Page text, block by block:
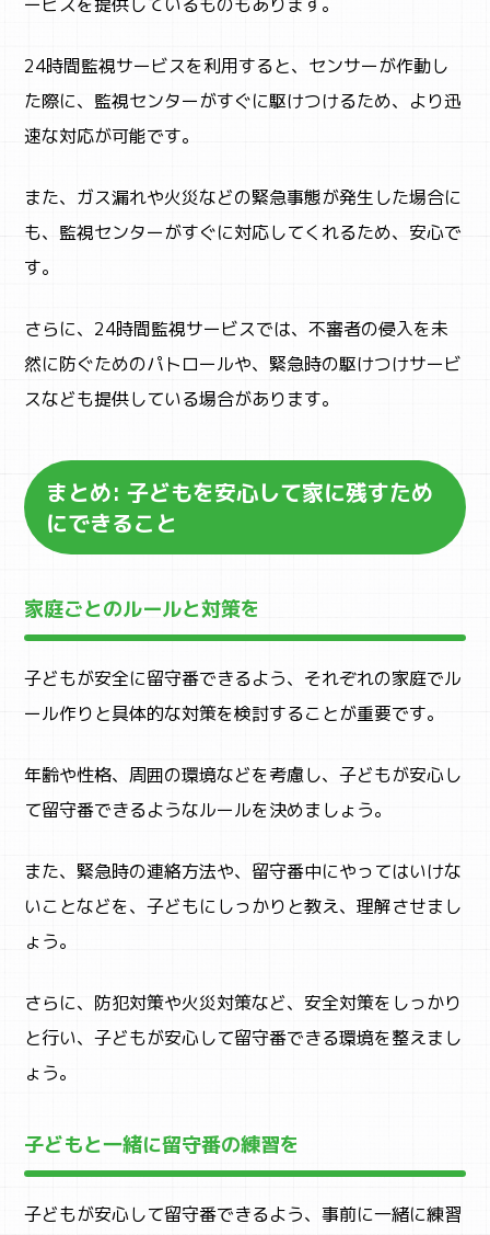
24時間監視サービスを利用すると、センサーが作動し
た際に、監視センターがすぐに駆けつけるため、より迅
速な対応が可能です。
また、ガス漏れや火災などの緊急事態が発生した場合に
も、監視センターがすぐに対応してくれるため、安心で
す。
さらに、24時間監視サービスでは、不審者の侵入を未
然に防ぐためのパトロールや、緊急時の駆けつけサービ
スなども提供している場合があります。
まとめ: 子どもを安心して家に残すため
にできること
家庭ごとのルールと対策を
子どもが安全に留守番できるよう、それぞれの家庭でル
ール作りと具体的な対策を検討することが重要です。
年齢や性格、周囲の環境などを考慮し、子どもが安心し
て留守番できるようなルールを決めましょう。
また、緊急時の連絡方法や、留守番中にやってはいけな
いことなどを、子どもにしっかりと教え、理解させまし
ょう。
さらに、防犯対策や火災対策など、安全対策をしっかり
と行い、子どもが安心して留守番できる環境を整えまし
ょう。
子どもと一緒に留守番の練習を
子どもが安心して留守番できるよう、事前に一緒に練習